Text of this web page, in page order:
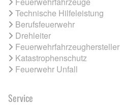
Technische Hilfeleistung
Berufsfeuerwehr
Drehleiter
Feuerwehrfahrzeughersteller
Katastrophenschutz
Feuerwehr Unfall
Service